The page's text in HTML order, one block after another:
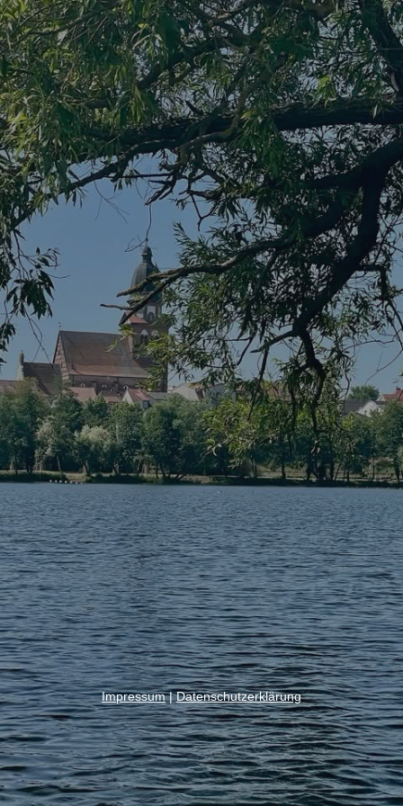
Impressum|Datenschutzerklärung